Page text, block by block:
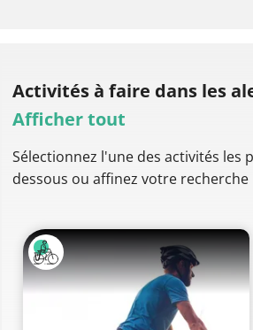
Activités à faire dans les
Afficher tout
Sélectionnez l'une des activités les
dessous ou affinez votre recherche